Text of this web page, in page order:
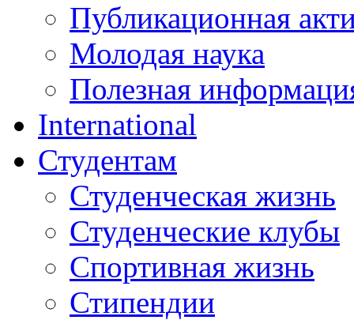
Публикационная
Молодая наука
Полезная
International
Студентам
Студенческая жизнь
Студенческие клубы
Спортивная жизнь
Стипендии